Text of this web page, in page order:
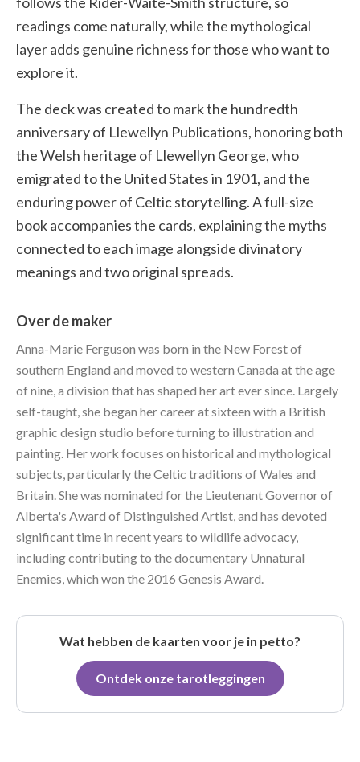
readings come naturally, while the mythological
layer adds genuine richness for those who want to
explore it.
The deck was created to mark the hundredth
anniversary of Llewellyn Publications, honoring both
the Welsh heritage of Llewellyn George, who
emigrated to the United States in 1901, and the
enduring power of Celtic storytelling. A full-size
book accompanies the cards, explaining the myths
connected to each image alongside divinatory
meanings and two original spreads.
Over de maker
Anna-Marie Ferguson was born in the New Forest of
southern England and moved to western Canada at the age
of nine, a division that has shaped her art ever since. Largely
self-taught, she began her career at sixteen with a British
graphic design studio before turning to illustration and
painting. Her work focuses on historical and mythological
subjects, particularly the Celtic traditions of Wales and
Britain. She was nominated for the Lieutenant Governor of
Alberta's Award of Distinguished Artist, and has devoted
significant time in recent years to wildlife advocacy,
including contributing to the documentary Unnatural
Enemies, which won the 2016 Genesis Award.
Wat hebben de kaarten voor je in petto?
Ontdek onze tarotleggingen